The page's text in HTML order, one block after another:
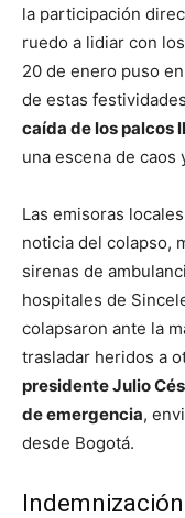
la participación
ruedo a lidiar con
20 de enero puso
de estas
caída de los palcos
una escena de caos
Las emisoras
noticia del colapso,
sirenas de
hospitales de
colapsaron ante la
trasladar heridos a
presidente Julio
de emergencia,
desde Bogotá.